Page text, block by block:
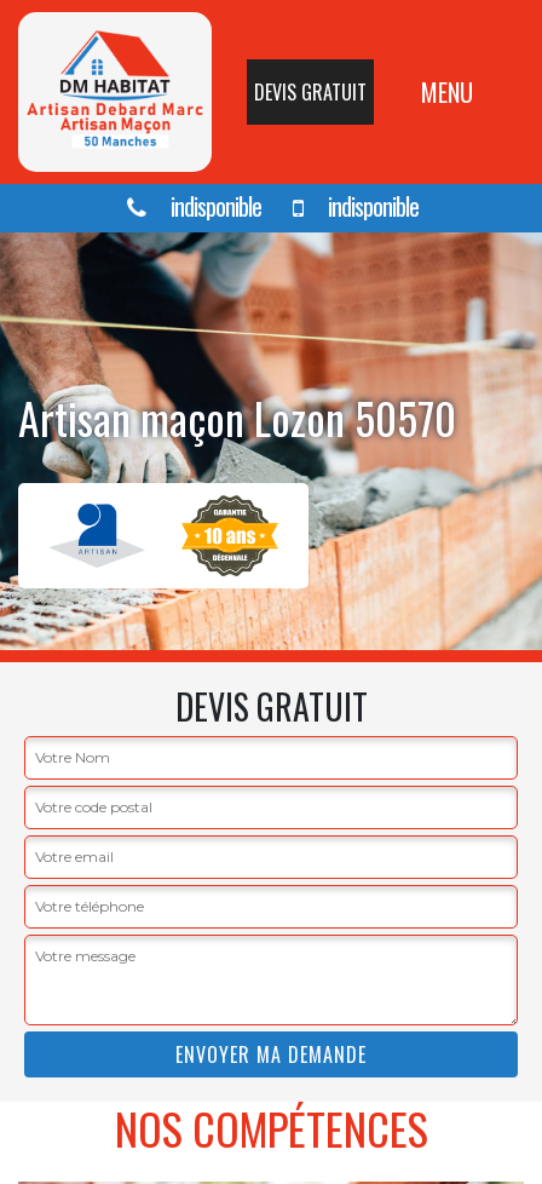
DEVIS GRATUIT MENU
indisponible indisponible
Artisan maçon Lozon 50570
DEVIS GRATUIT
NOS COMPÉTENCES